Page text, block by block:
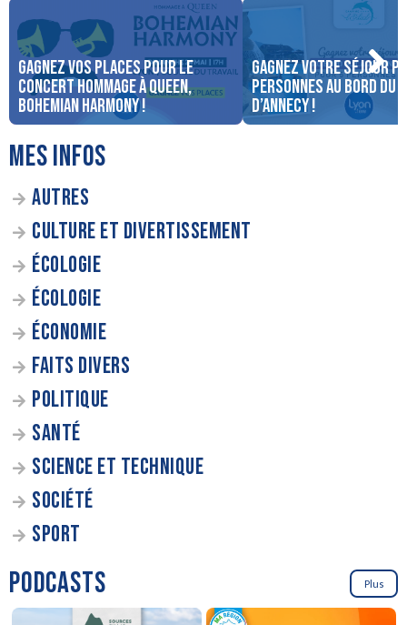
Gagnez vos places pour le
concert Hommage à Queen,
Bohemian Harmony !
Gagnez votre séjour
personnes au bord du
d’Annecy !
MES INFOS
AUTRES
CULTURE ET DIVERTISSEMENT
ÉCOLOGIE
ÉCOLOGIE
ÉCONOMIE
FAITS DIVERS
POLITIQUE
SANTÉ
SCIENCE ET TECHNIQUE
SOCIÉTÉ
SPORT
PODCASTS Plus